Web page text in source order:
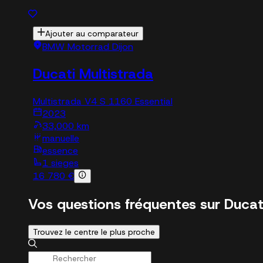
Ajouter au comparateur
BMW Motorrad Dijon
Ducati Multistrada
Multistrada V4 S 1160 Essential
2023
33,000 km
manuelle
essence
1 sieges
16 780 €
Vos questions fréquentes sur
Trouvez le centre le plus proche